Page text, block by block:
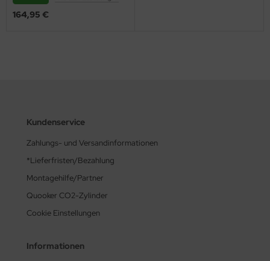
164,95 €
Kundenservice
Zahlungs- und Versandinformationen
*Lieferfristen/Bezahlung
Montagehilfe/Partner
Quooker CO2-Zylinder
Cookie Einstellungen
Informationen